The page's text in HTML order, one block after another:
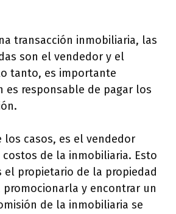
transacción inmobiliaria, las
son el vendedor y el
tanto, es importante
es responsable de pagar los
los casos, es el vendedor
de la inmobiliaria. Esto
el propietario de la propiedad
promocionarla y encontrar un
de la inmobiliaria se